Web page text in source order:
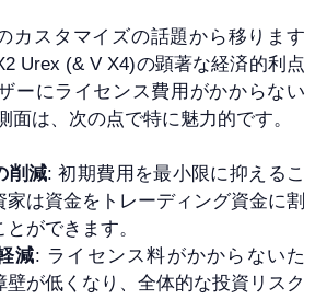
カスタマイズの話題から移ります
Urex (& V X4)の顕著な経済的利点
ーにライセンス費用がかからない
面は、次の点で特に魅力的です。
削減: 初期費用を最小限に抑えるこ
家は資金をトレーディング資金に割
ができます。
減: ライセンス料がかからないた
壁が低くなり、全体的な投資リスク